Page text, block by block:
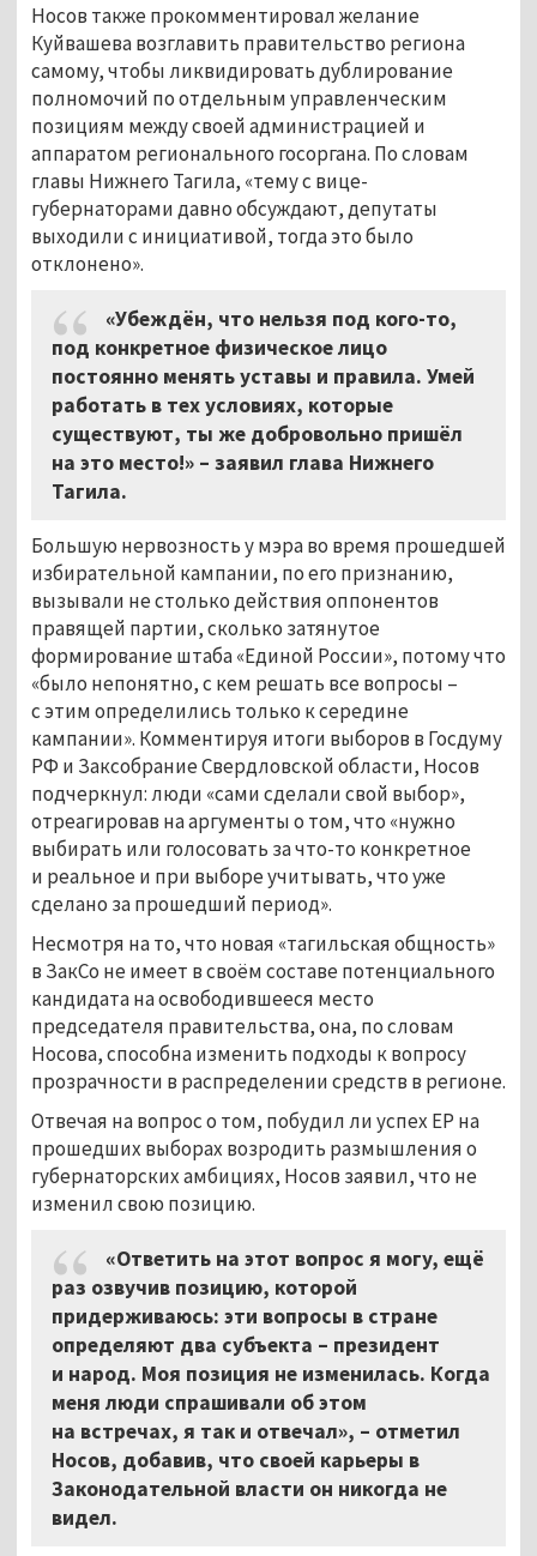
Носов также прокомментировал желание
Куйвашева возглавить правительство региона
самому, чтобы ликвидировать дублирование
полномочий по отдельным управленческим
позициям между своей администрацией и
аппаратом регионального госоргана. По словам
главы Нижнего Тагила, «тему с вице-
губернаторами давно обсуждают, депутаты
выходили с инициативой, тогда это было
отклонено».
«Убеждён, что нельзя под кого-то,
под конкретное физическое лицо
постоянно менять уставы и правила. Умей
работать в тех условиях, которые
существуют, ты же добровольно пришёл
на это место!» – заявил глава Нижнего
Тагила.
Большую нервозность у мэра во время прошедшей
избирательной кампании, по его признанию,
вызывали не столько действия оппонентов
правящей партии, сколько затянутое
формирование штаба «Единой России», потому что
«было непонятно, с кем решать все вопросы –
с этим определились только к середине
кампании». Комментируя итоги выборов в Госдуму
РФ и Заксобрание Свердловской области, Носов
подчеркнул: люди «сами сделали свой выбор»,
отреагировав на аргументы о том, что «нужно
выбирать или голосовать за что-то конкретное
и реальное и при выборе учитывать, что уже
сделано за прошедший период».
Несмотря на то, что новая «тагильская общность»
в ЗакСо не имеет в своём составе потенциального
кандидата на освободившееся место
председателя правительства, она, по словам
Носова, способна изменить подходы к вопросу
прозрачности в распределении средств в регионе.
Отвечая на вопрос о том, побудил ли успех ЕР на
прошедших выборах возродить размышления о
губернаторских амбициях, Носов заявил, что не
изменил свою позицию.
«Ответить на этот вопрос я могу, ещё
раз озвучив позицию, которой
придерживаюсь: эти вопросы в стране
определяют два субъекта – президент
и народ. Моя позиция не изменилась. Когда
меня люди спрашивали об этом
на встречах, я так и отвечал», – отметил
Носов, добавив, что своей карьеры в
Законодательной власти он никогда не
видел.